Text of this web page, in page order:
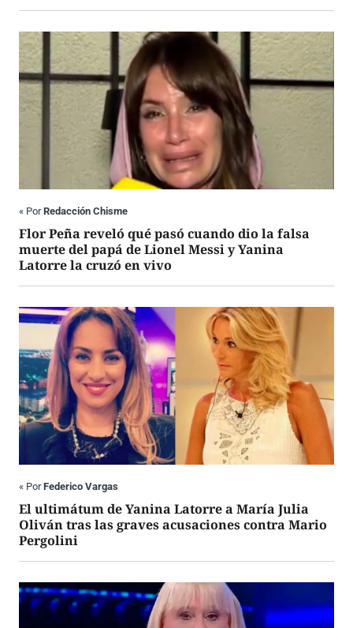
« PorRedacción Chisme
Flor Peña reveló qué pasó cuando dio la falsa
muerte del papá de Lionel Messi y Yanina
Latorre la cruzó en vivo
« PorFederico Vargas
El ultimátum de Yanina Latorre a María Julia
Oliván tras las graves acusaciones contra Mario
Pergolini